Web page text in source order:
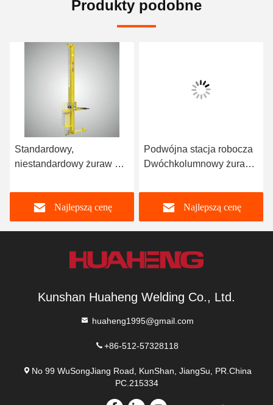
Produkty podobne
Standardowy,
niestandardowy żuraw do
pojedynczą kolumną,
pojedynczą głęboką płytą
Najlepszą cenę
Podwójna stacja robocza
Dwóchkolumnowy żuraw
Najlepszą cenę
Kunshan Huaheng Welding Co., Ltd.
huaheng1995@gmail.com
+86-512-57328118
No 99 WuSongJiang Road, KunShan, JiangSu, PR.China
PC.215334